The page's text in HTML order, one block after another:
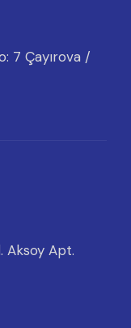
7 Çayırova /
Aksoy Apt.